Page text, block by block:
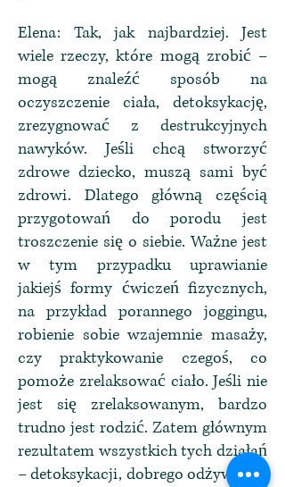
Elena: Tak, jak najbardziej. Jest
wiele rzeczy, które mogą zrobić –
mogą znaleźć sposób na
oczyszczenie ciała, detoksykację,
zrezygnować z destrukcyjnych
nawyków. Jeśli chcą stworzyć
zdrowe dziecko, muszą sami być
zdrowi. Dlatego główną częścią
przygotowań do porodu jest
troszczenie się o siebie. Ważne jest
w tym przypadku uprawianie
jakiejś formy ćwiczeń fizycznych,
na przykład porannego joggingu,
robienie sobie wzajemnie masaży,
czy praktykowanie czegoś, co
pomoże zrelaksować ciało. Jeśli nie
jest się zrelaksowanym, bardzo
trudno jest rodzić. Zatem głównym
rezultatem wszystkich tych działań
– detoksykacji, dobrego odżywiania